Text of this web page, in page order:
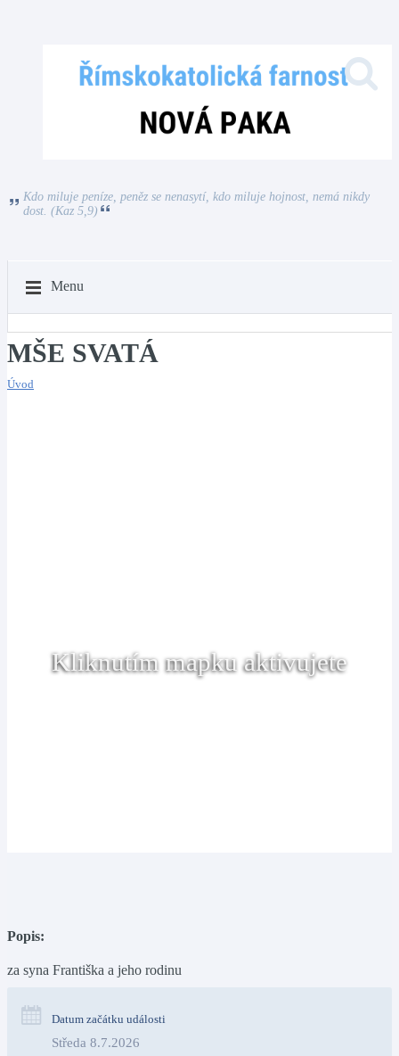
Kdo miluje peníze, peněz se nenasytí, kdo miluje hojnost, nemá nikdy
dost. (Kaz 5,9)
Menu
MŠE SVATÁ
Úvod
Kliknutím mapku aktivujete
Popis:
za syna Františka a jeho rodinu
Datum začátku události
Středa 8.7.2026